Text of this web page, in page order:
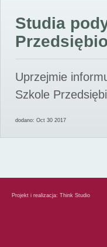
Studia
Uprzejmie
Szkole
dodano: Oct 30 2017
Projekt i realizacja: Think Studio